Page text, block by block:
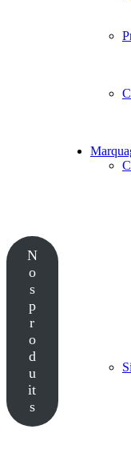
N
o
s
p
r
o
d
u
it
s